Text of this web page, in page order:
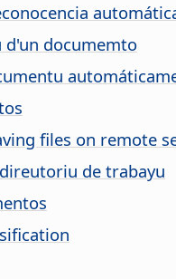
documemto
files on remote
de trabayu